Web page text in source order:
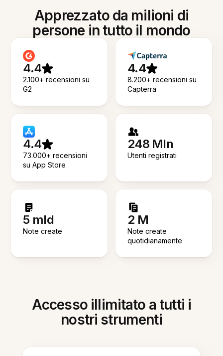
Apprezzato da milioni di
persone in tutto il mondo
4.4
2.100+ recensioni su
G2
4.4
8.200+ recensioni su
Capterra
4.4
73.000+ recensioni
su App Store
248 Mln
Utenti registrati
5 mld
Note create
2 M
Note create
quotidianamente
Accesso illimitato a tutti i
nostri strumenti